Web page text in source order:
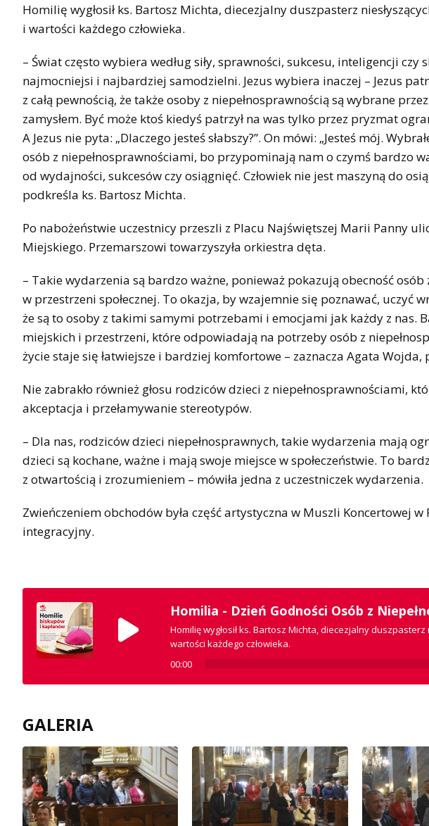
Homilię wygłosił ks. Bartosz Michta, diecezjalny duszpasterz
i wartości każdego człowieka.
– Świat często wybiera według siły, sprawności, sukcesu, inteligencji czy
najmocniejsi i najbardziej samodzielni. Jezus wybiera inaczej – Jezus
z całą pewnością, że także osoby z niepełnosprawnością są wybrane
zamysłem. Być może ktoś kiedyś patrzył na was tylko przez pryzmat
A Jezus nie pyta: „Dlaczego jesteś słabszy?”. On mówi: „Jesteś mój.
osób z niepełnosprawnościami, bo przypominają nam o czymś bardzo
od wydajności, sukcesów czy osiągnięć. Człowiek nie jest maszyną do
podkreśla ks. Bartosz Michta.
Po nabożeństwie uczestnicy przeszli z Placu Najświętszej Marii Panny
Miejskiego. Przemarszowi towarzyszyła orkiestra dęta.
– Takie wydarzenia są bardzo ważne, ponieważ pokazują obecność
w przestrzeni społecznej. To okazja, by wzajemnie się poznawać,
że są to osoby z takimi samymi potrzebami i emocjami jak każdy z nas.
miejskich i przestrzeni, które odpowiadają na potrzeby osób z
życie staje się łatwiejsze i bardziej komfortowe – zaznacza Agata Wojda,
Nie zabrakło również głosu rodziców dzieci z niepełnosprawnościami,
akceptacja i przełamywanie stereotypów.
– Dla nas, rodziców dzieci niepełnosprawnych, takie wydarzenia mają
dzieci są kochane, ważne i mają swoje miejsce w społeczeństwie. To
z otwartością i zrozumieniem – mówiła jedna z uczestniczek wydarzenia.
Zwieńczeniem obchodów była część artystyczna w Muszli Koncertowej
integracyjny.
Homilia - Dzień Godności Osób z
Homilię wygłosił ks. Bartosz Michta, diecezjalny duszpasterz
wartości każdego człowieka.
00:00
GALERIA